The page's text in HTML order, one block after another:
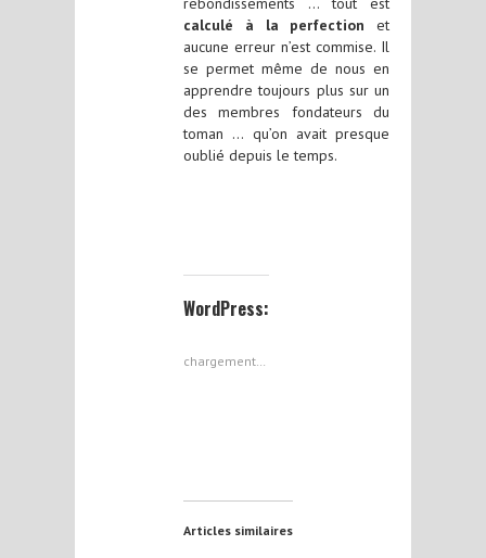
calculé à la perfection et
aucune erreur n’est commise. Il
se permet même de nous en
apprendre toujours plus sur un
des membres fondateurs du
toman … qu’on avait presque
oublié depuis le temps.
WordPress:
chargement…
Articles similaires